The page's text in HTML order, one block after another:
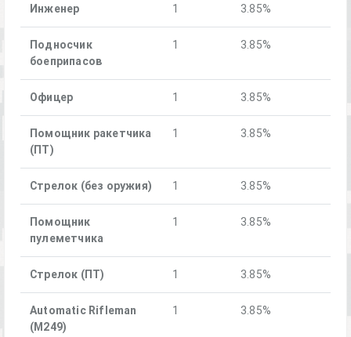
Инженер 1 3.85%
Подносчик
боеприпасов
1 3.85%
Офицер 1 3.85%
Помощник ракетчика
(ПТ)
1 3.85%
Стрелок (без оружия) 1 3.85%
Помощник
пулеметчика
1 3.85%
Стрелок (ПТ) 1 3.85%
Automatic Rifleman
(M249)
1 3.85%